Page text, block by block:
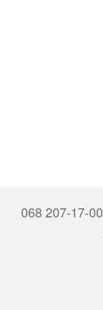
068 207-17-00